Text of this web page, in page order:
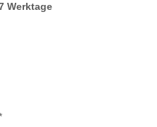
Werktage